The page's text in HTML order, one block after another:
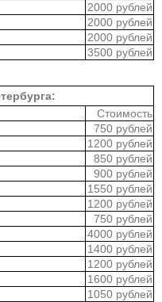
2000 рублей
2000 рублей
2000 рублей
3500 рублей
Стоимость
750 рублей
1200 рублей
850 рублей
900 рублей
1550 рублей
1200 рублей
750 рублей
4000 рублей
1400 рублей
1200 рублей
1600 рублей
1050 рублей